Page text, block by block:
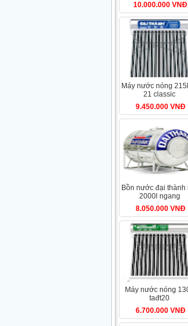
10.000.000 VNĐ
máy nước nóng 215l 58-
21 classic
9.450.000 VNĐ
bồn nước đại thành inox
2000l ngang
8.050.000 VNĐ
máy nước nóng 130 lít
tađt20
6.700.000 VNĐ